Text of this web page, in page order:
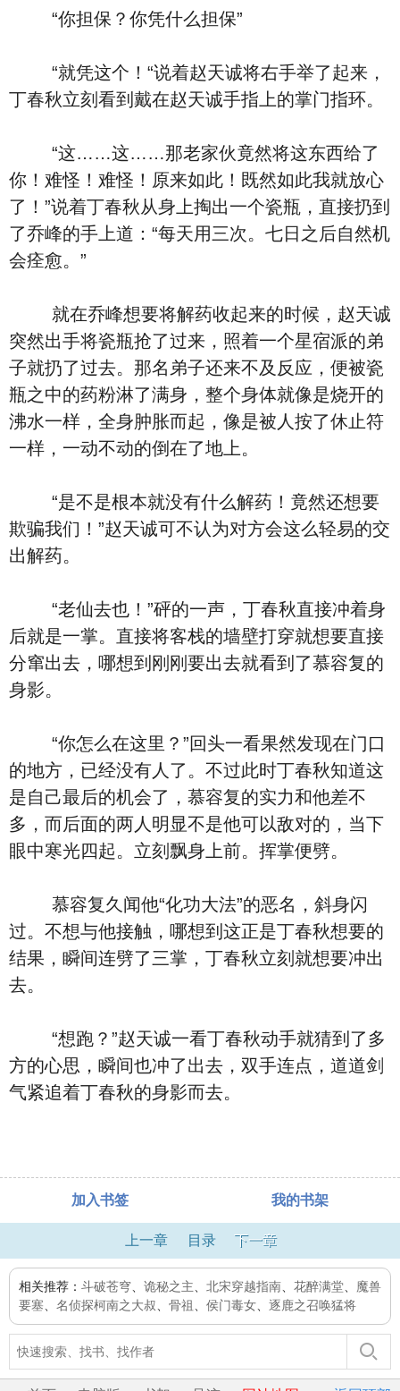
“你担保？你凭什么担保”
“就凭这个！“说着赵天诚将右手举了起来，
丁春秋立刻看到戴在赵天诚手指上的掌门指环。
“这……这……那老家伙竟然将这东西给了
你！难怪！难怪！原来如此！既然如此我就放心
了！”说着丁春秋从身上掏出一个瓷瓶，直接扔到
了乔峰的手上道：“每天用三次。七日之后自然机
会痊愈。”
就在乔峰想要将解药收起来的时候，赵天诚
突然出手将瓷瓶抢了过来，照着一个星宿派的弟
子就扔了过去。那名弟子还来不及反应，便被瓷
瓶之中的药粉淋了满身，整个身体就像是烧开的
沸水一样，全身肿胀而起，像是被人按了休止符
一样，一动不动的倒在了地上。
“是不是根本就没有什么解药！竟然还想要
欺骗我们！”赵天诚可不认为对方会这么轻易的交
出解药。
“老仙去也！”砰的一声，丁春秋直接冲着身
后就是一掌。直接将客栈的墙壁打穿就想要直接
分窜出去，哪想到刚刚要出去就看到了慕容复的
身影。
“你怎么在这里？”回头一看果然发现在门口
的地方，已经没有人了。不过此时丁春秋知道这
是自己最后的机会了，慕容复的实力和他差不
多，而后面的两人明显不是他可以敌对的，当下
眼中寒光四起。立刻飘身上前。挥掌便劈。
慕容复久闻他“化功大法”的恶名，斜身闪
过。不想与他接触，哪想到这正是丁春秋想要的
结果，瞬间连劈了三掌，丁春秋立刻就想要冲出
去。
“想跑？”赵天诚一看丁春秋动手就猜到了多
方的心思，瞬间也冲了出去，双手连点，道道剑
气紧追着丁春秋的身影而去。
加入书签 我的书架
上一章 目录 下一章
相关推荐： 斗破苍穹 诡秘之主 北宋穿越指南 花醉满堂
魔兽
要塞
名侦探柯南之大叔 骨祖 侯门毒女 逐鹿之召唤猛将